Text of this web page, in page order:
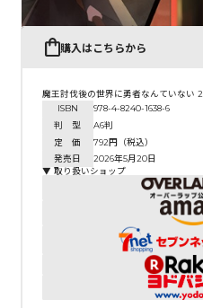
購入はこちらから
魔王討伐後の世界に勇者なんていない 2
ISBN
978-4-8240-1638-6
判 型
A6判
定 価
792円（税込）
発売日
2026年5月20日
▼ 取り扱いショップ